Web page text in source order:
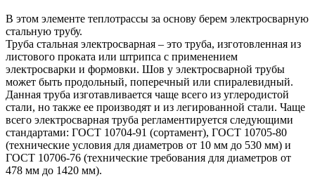
В этом элементе теплотрассы за основу берем электросварную
стальную трубу.
Труба стальная электросварная – это труба, изготовленная из
листового проката или штрипса с применением
электросварки и формовки. Шов у электросварной трубы
может быть продольный, поперечный или спиралевидный.
Данная труба изготавливается чаще всего из углеродистой
стали, но также ее производят и из легированной стали. Чаще
всего электросварная труба регламентируется следующими
стандартами: ГОСТ 10704-91 (сортамент), ГОСТ 10705-80
(технические условия для диаметров от 10 мм до 530 мм) и
ГОСТ 10706-76 (технические требования для диаметров от
478 мм до 1420 мм).